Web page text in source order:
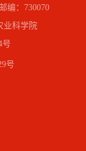
：730070
业科学院
号
号